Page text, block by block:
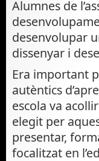
Alumnes de
desenvolupar
dissenyar i
Era important
autèntics
escola va
elegit per
presentar,
focalitzat en